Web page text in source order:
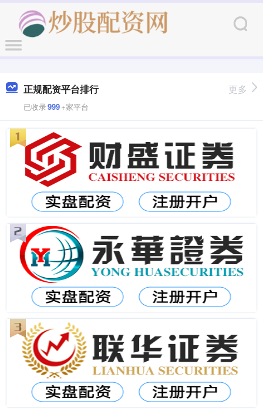
正规配资平台排行
已收录999+家平台
更多